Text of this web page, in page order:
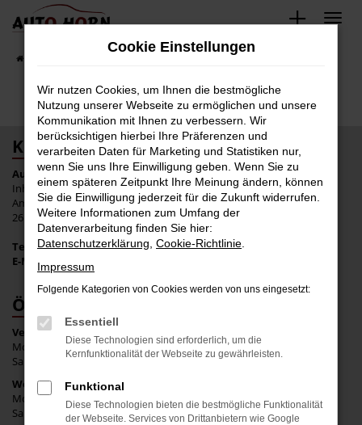
Zum
springen
Fahrzeugbestand
KONTAKT
Auto Horn e.K.
Inhaber: Tim Wulf
Am Nordkreuz 10
26180 Rastede
Tel.:
+49 4402 939 47 80
E-Mail:
ÖFFNUNGSZEITEN
Verkauf:
Mo. bis Fr.: 09:00 bis 18:00 Uhr
Sa.: geschlossen
Werkstatt
Mo. bis Fr.: 08:00 bis 17:00 Uhr
Sa.: geschlossen
Cookie Einstellungen
Wir nutzen Cookies, um Ihnen die bestmögliche
Nutzung unserer Webseite zu ermöglichen und unsere
Kommunikation mit Ihnen zu verbessern. Wir
berücksichtigen hierbei Ihre Präferenzen und
verarbeiten Daten für Marketing und Statistiken nur,
wenn Sie uns Ihre Einwilligung geben. Wenn Sie zu
einem späteren Zeitpunkt Ihre Meinung ändern, können
Sie die Einwilligung jederzeit für die Zukunft widerrufen.
Weitere Informationen zum Umfang der
Datenverarbeitung finden Sie hier:
Datenschutzerklärung Cookie-Richtlinie
Impressum
Folgende Kategorien von Cookies werden von uns eingesetzt:
Essentiell
Diese Technologien sind erforderlich, um die
Kernfunktionalität der Webseite zu gewährleisten.
Funktional
Diese Technologien bieten die bestmögliche Funktionalität
der Webseite. Services von Drittanbietern wie Google